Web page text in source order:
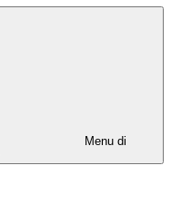
Menu di